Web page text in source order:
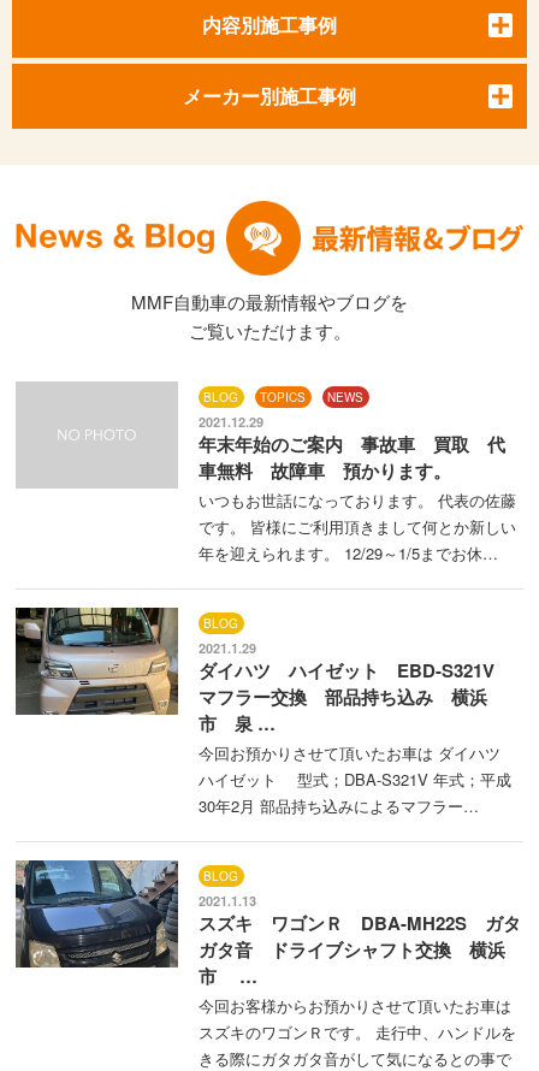
内容別施工事例
メーカー別施工事例
MMF自動車の最新情報やブログを
ご覧いただけます。
BLOG TOPICS NEWS
2021.12.29
年末年始のご案内 事故車 買取 代
車無料 故障車 預かります。
いつもお世話になっております。 代表の佐藤
です。 皆様にご利用頂きまして何とか新しい
年を迎えられます。 12/29～1/5までお休…
BLOG
2021.1.29
ダイハツ ハイゼット EBD-S321V
マフラー交換 部品持ち込み 横浜
市 泉 …
今回お預かりさせて頂いたお車は ダイハツ
ハイゼット 型式；DBA-S321V 年式；平成
30年2月 部品持ち込みによるマフラー…
BLOG
2021.1.13
スズキ ワゴンＲ DBA-MH22S ガタ
ガタ音 ドライブシャフト交換 横浜
市 …
今回お客様からお預かりさせて頂いたお車は
スズキのワゴンＲです。 走行中、ハンドルを
きる際にガタガタ音がして気になるとの事で